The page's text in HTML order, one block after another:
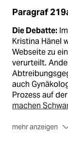
Paragraf
Die Debatte:
Kristina Hänel
Webseite zu
verurteilt.
auch
Prozess auf
machen
mehr anzeigen